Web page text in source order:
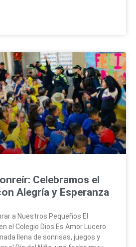
Celebramos el
Alegría y Esperanza
a Nuestros Pequeños El
el Colegio Dios Es Amor Lucero
llena de sonrisas, juegos y